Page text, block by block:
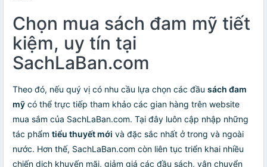
Chọn mua sách đam mỹ tiết
kiệm, uy tín tại
SachLaBan.com
Theo đó, nếu quý vị có nhu cầu lựa chọn các đầu sách đam
mỹ có thể trực tiếp tham khảo các gian hàng trên website
mua sắm của SachLaBan.com. Tại đây luôn cập nhập những
tác phẩm tiểu thuyết mới và đặc sắc nhất ở trong và ngoài
nước. Hơn thế, SachLaBan.com còn liên tục triển khai nhiều
chiến dịch khuyến mãi, giảm giá các đầu sách, vận chuyển